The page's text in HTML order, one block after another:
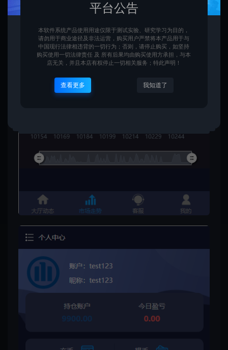
平台公告
本软件系统产品使用用途仅限于测试实验、研究学习为目的，
请勿用于商业途径及非法运营，购买用户严禁将本产品用于与
中国现行法律相违背的一切行为；否则，请停止购买，如坚持
购买使用一切法律责任 及 所有后果均由购买使用方承担，与本
店无关，并且本店有权停止一切相关服务；特此声明！
查看更多 我知道了